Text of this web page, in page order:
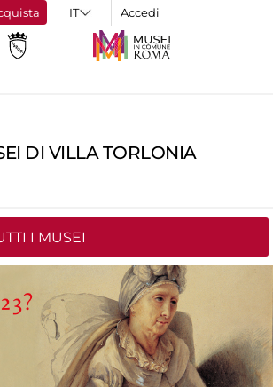
Accedi
DI VILLA TORLONIA
I MUSEI